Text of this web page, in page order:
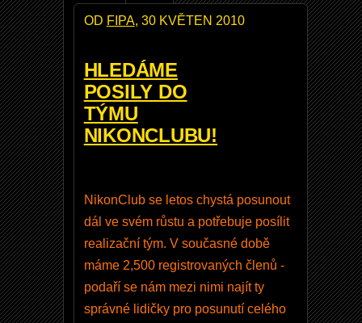
OD FIPA, 30 KVĚTEN 2010
HLEDÁME
POSILY DO
TÝMU
NIKONCLUBU!
NikonClub se letos chystá posunout
dál ve svém růstu a potřebuje posílit
realizační tým. V současné době
máme 2,500 registrovaných členů -
podaří se nám mezi nimi najít ty
správné lidičky pro posunutí celého
t
v
ý
č
O
b
n
o
v
e